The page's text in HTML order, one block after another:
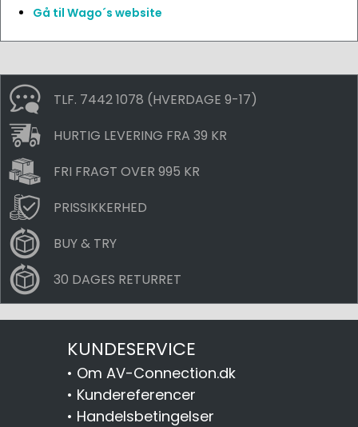
Gå til Wago´s website
TLF. 7442 1078 (HVERDAGE 9-17)
HURTIG LEVERING FRA 39 KR
FRI FRAGT OVER 995 KR
PRISSIKKERHED
BUY & TRY
30 DAGES RETURRET
KUNDESERVICE
• Om AV-Connection.dk
• Kundereferencer
• Handelsbetingelser